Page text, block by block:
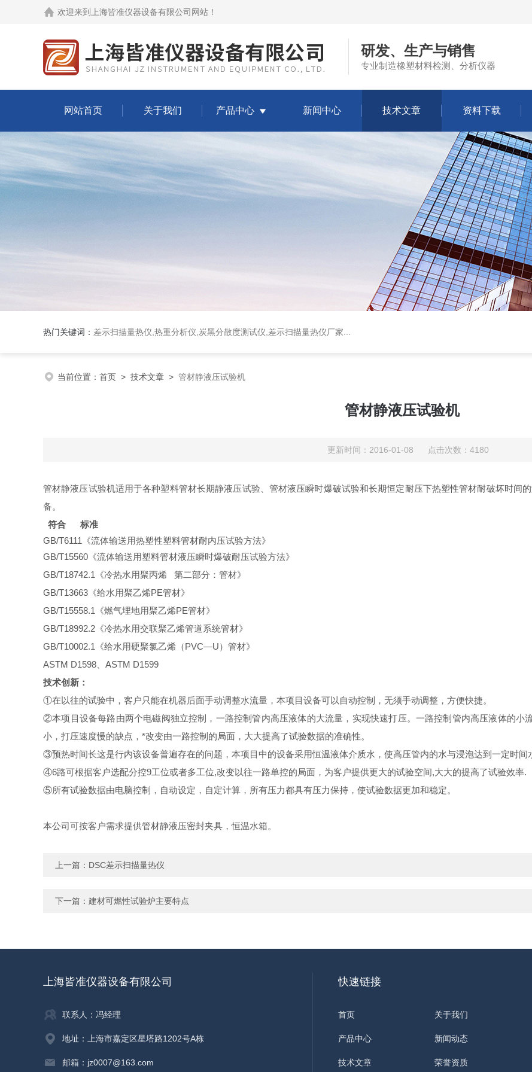
欢迎来到 上海皆准仪器设备有限公司网站 ！
研发、生产与销售
专业制造橡塑材料检测、分析仪器
网站首页 关于我们 产品中心 新闻中心 技术文章 资料下载
热门关键词： 差示扫描量热仪 热重分析仪 炭黑分散度测试仪 差示扫描量热仪厂家
当前位置： 首页 > 技术文章 > 管材静液压试验机
管材静液压试验机
更新时间：2016-01-08 点击次数：4180
管材静液压试验机适用于各种塑料管材长期静液压试验、管材液压瞬时爆破试验和长期恒定耐压下热塑性管材耐破坏时间
备。
符合 标准
GB/T6111《流体输送用热塑性塑料管材耐内压试验方法》
GB/T15560《流体输送用塑料管材液压瞬时爆破耐压试验方法》
GB/T18742.1《冷热水用聚丙烯 第二部分：管材》
GB/T13663《给水用聚乙烯PE管材》
GB/T15558.1《燃气埋地用聚乙烯PE管材》
GB/T18992.2《冷热水用交联聚乙烯管道系统管材》
GB/T10002.1《给水用硬聚氯乙烯（PVC—U）管材》
ASTM D1598、ASTM D1599
技术创新：
①在以往的试验中，客户只能在机器后面手动调整水流量，本项目设备可以自动控制，无须手动调整，方便快捷。
②本项目设备每路由两个电磁阀独立控制，一路控制管内高压液体的大流量，实现快速打压。一路控制管内高压液体的小
小，打压速度慢的缺点，*改变由一路控制的局面，大大提高了试验数据的准确性。
③预热时间长这是行内该设备普遍存在的问题，本项目中的设备采用恒温液体介质水，使高压管内的水与浸泡达到一定时间
④6路可根据客户选配分控9工位或者多工位,改变以往一路单控的局面，为客户提供更大的试验空间,大大的提高了试验效率.
⑤所有试验数据由电脑控制，自动设定，自定计算，所有压力都具有压力保持，使试验数据更加和稳定。
本公司可按客户需求提供管材静液压密封夹具，恒温水箱。
上一篇： DSC差示扫描量热仪
下一篇： 建材可燃性试验炉主要特点
上海皆准仪器设备有限公司
联系人：冯经理
地址：上海市嘉定区星塔路1202号A栋
邮箱：jz0007@163.com
快速链接
首页 关于我们
产品中心 新闻动态
技术文章 荣誉资质